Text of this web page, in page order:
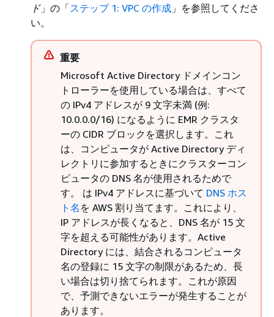
ド」の「ステップ 1: VPC の作成 」を参照してくださ
い。
重要
Microsoft Active Directory ドメインコン
トローラーを使用している場合は、すべて
の IPv4 アドレスが 9 文字未満 (例:
10.0.0.0/16) になるように EMR クラスタ
ーの CIDR ブロックを選択します。これ
は、コンピュータが Active Directory ディ
レクトリに参加するときにクラスターコン
ピュータの DNS 名が使用されるためで
す。 は IPv4 アドレスに基づいて DNS ホス
ト名 を AWS 割り当てます。これにより、
IP アドレスが長くなると、DNS 名が 15 文
字を超える可能性があります。Active
Directory には、結合されるコンピュータ
名の登録に 15 文字の制限があるため、長
い場合は切り捨てられます。これが原因
で、予測できないエラーが発生することが
あります。